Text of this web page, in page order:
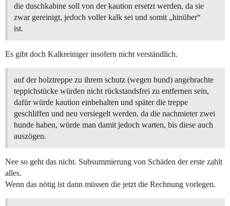
die duschkabine soll von der kaution ersetzt werden, da sie
zwar gereinigt, jedoch voller kalk sei und somit „hinüber“
ist.
Es gibt doch Kalkreiniger insofern nicht verständlich.
auf der holztreppe zu ihrem schutz (wegen hund) angebrachte
teppichstücke würden nicht rückstandsfrei zu entfernen sein,
dafür würde kaution einbehalten und später die treppe
geschliffen und neu versiegelt werden. da die nachmieter zwei
hunde haben, würde man damit jedoch warten, bis diese auch
auszögen.
Nee so geht das nicht. Subsummierung von Schäden der erste zahlt
alles.
Wenn das nötig ist dann müssen die jetzt die Rechnung vorlegen.